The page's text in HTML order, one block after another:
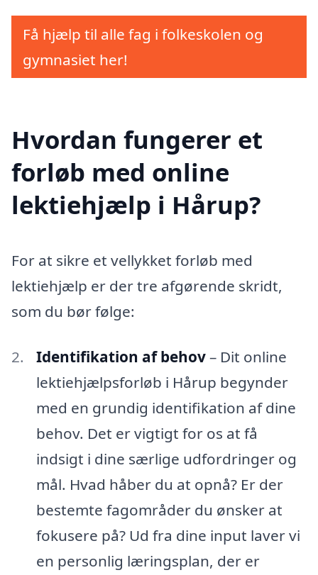
Få hjælp til alle fag i folkeskolen og
gymnasiet her!
Hvordan fungerer et
forløb med online
lektiehjælp i Hårup?
For at sikre et vellykket forløb med
lektiehjælp er der tre afgørende skridt,
som du bør følge:
Identifikation af behov– Dit online
lektiehjælpsforløb i Hårup begynder
med en grundig identifikation af dine
behov. Det er vigtigt for os at få
indsigt i dine særlige udfordringer og
mål. Hvad håber du at opnå? Er der
bestemte fagområder du ønsker at
fokusere på? Ud fra dine input laver vi
en personlig læringsplan, der er